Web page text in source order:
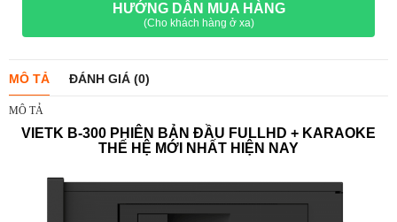
HƯỚNG DẪN MUA HÀNG
(Cho khách hàng ở xa)
MÔ TẢ ĐÁNH GIÁ (0)
MÔ TẢ
VIETK B-300 PHIÊN BẢN ĐẦU FULLHD + KARAOKE
THẾ HỆ MỚI NHẤT HIỆN NAY